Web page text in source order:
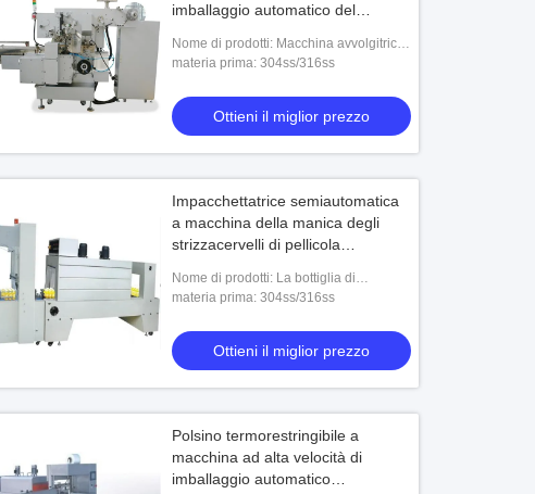
Essiccatore di spruzzo centrifugo
economizzatore d'energia/essiccatore di
spruzzo del pomodoro acciaio
inossidabileOttieni il miglior prezzo
Macchina di asciugatura a
maltodextrina su misura
Ottieni il miglior prezzo
imballaggio automatico del
Nome di prodotti: Macchina avvolgitrice
del cioccolato speciale di forma di SL-
materia prima: 304ss/316ss
Ottieni il miglior prezzo
Impacchettatrice semiautomatica
a macchina della manica degli
strizzacervelli di pellicola
del PE
Nome di prodotti: La bottiglia di
BZJ5038B che imballa il film
manica e del PE di
materia prima: 304ss/316ss
Ottieni il miglior prezzo
Polsino termorestringibile a
macchina ad alta velocità di
imballaggio automatico